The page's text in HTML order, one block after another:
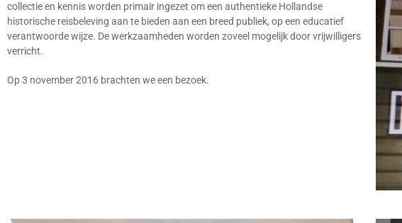
collectie en kennis worden primair ingezet om een authentieke Hollandse
historische reisbeleving aan te bieden aan een breed publiek, op een educatief
verantwoorde wijze. De werkzaamheden worden zoveel mogelijk door vrijwilligers
verricht.
Op 3 november 2016 brachten we een bezoek.